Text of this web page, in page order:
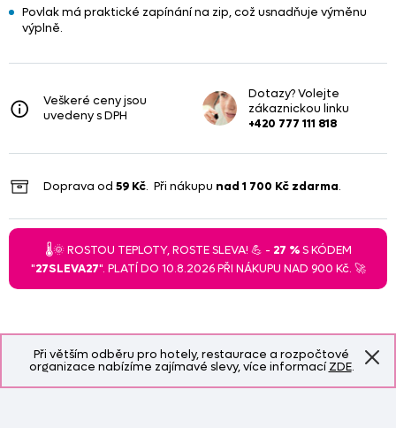
Při větším odběru pro hotely, restaurace a rozpočtové
organizace nabízíme zajímavé slevy, více informacíZDE.
Povlak má praktické zapínání na zip, což usnadňuje výměnu
výplně.
Veškeré ceny jsou
uvedeny s DPH
Dotazy? Volejte
zákaznickou linku
+420 777 111 818
Doprava od 59 Kč. Při nákupu nad 1 700 Kč zdarma.
🌡️🌞 ROSTOU TEPLOTY, ROSTE SLEVA! 💪 - 27 %S KÓDEM
"27SLEVA27". PLATÍ DO 10.8.2026 PŘI NÁKUPU NAD 900 Kč. 🚀